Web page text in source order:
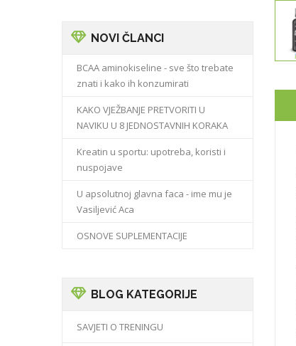
NOVI ČLANCI
BCAA aminokiseline - sve što trebate
znati i kako ih konzumirati
KAKO VJEŽBANJE PRETVORITI U
NAVIKU U 8 JEDNOSTAVNIH KORAKA
Kreatin u sportu: upotreba, koristi i
nuspojave
U apsolutnoj glavna faca - ime mu je
Vasiljević Aca
OSNOVE SUPLEMENTACIJE
BLOG KATEGORIJE
SAVJETI O TRENINGU